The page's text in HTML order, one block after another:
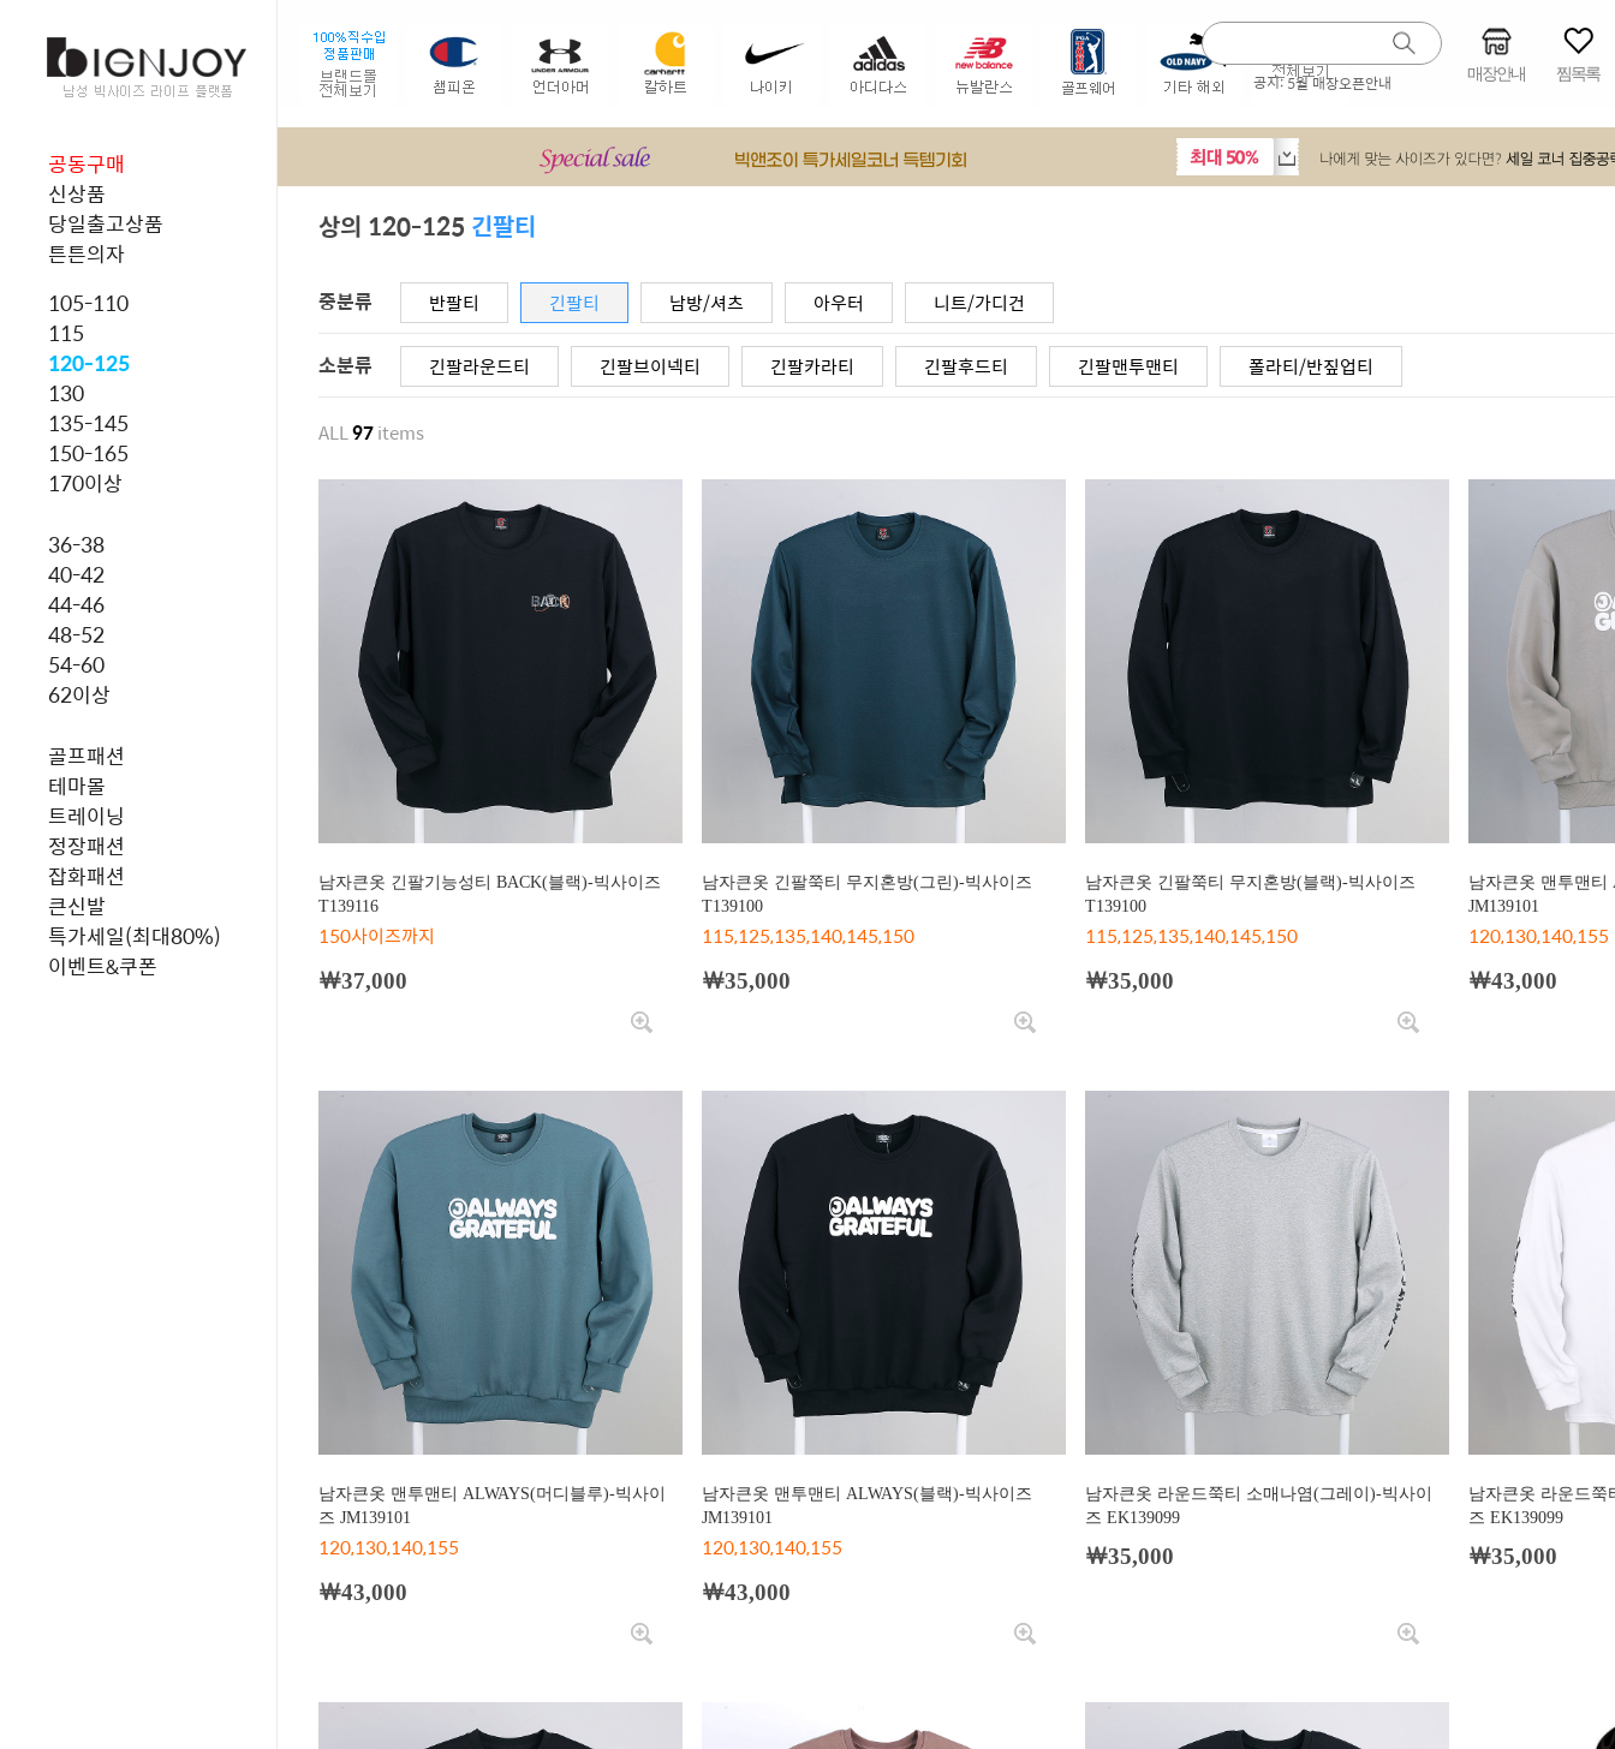
공지:5월 매장오픈안내 매장안내 찜목록
공동구매
신상품
당일출고상품
튼튼의자
105-110
115
120-125
130
135-145
150-165
170이상
36-38
40-42
44-46
48-52
54-60
62이상
골프패션
테마몰
트레이닝
정장패션
잡화패션
큰신발
특가세일(최대80%)
이벤트&쿠폰
상의 120-125 긴팔티
중분류 반팔티 긴팔티 남방/셔츠 아우터 니트/가디건
소분류 긴팔라운드티 긴팔브이넥티 긴팔카라티 긴팔후드티 긴팔맨투맨티 폴라티/반짚업티
ALL97items
남자큰옷 긴팔기능성티 BACK(블랙)-빅사이즈
T139116
150사이즈까지
￦37,000
남자큰옷 긴팔쭉티 무지혼방(그린)-빅사이즈
T139100
115,125,135,140,145,150
￦35,000
남자큰옷 긴팔쭉티 무지혼방(블랙)-빅사이즈
T139100
115,125,135,140,145,150
￦35,000
남자큰옷 맨투맨티
JM139101
120,130,140,155
￦43,000
남자큰옷 맨투맨티 ALWAYS(머디블루)-빅사이
즈 JM139101
120,130,140,155
￦43,000
남자큰옷 맨투맨티 ALWAYS(블랙)-빅사이즈
JM139101
120,130,140,155
￦43,000
남자큰옷 라운드쭉티 소매나염(그레이)-빅사이
즈 EK139099
￦35,000
남자큰옷 라운드쭉
즈 EK139099
￦35,000